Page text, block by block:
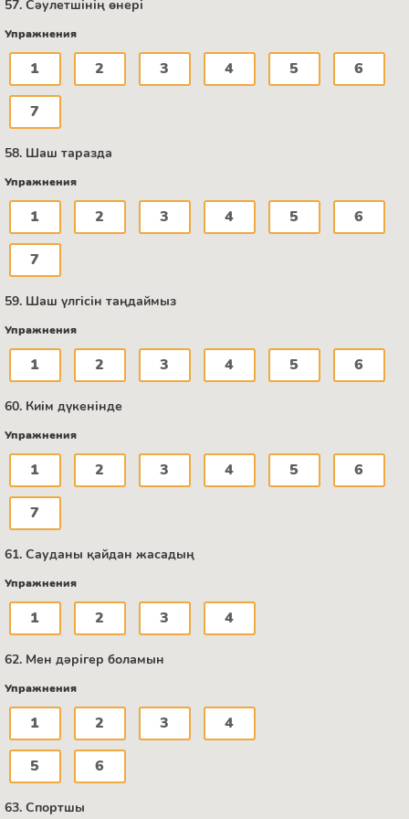
57. Сәулетшінің өнері
Упражнения
1 2 3 4 5 6
7
58. Шаш таразда
Упражнения
1 2 3 4 5 6
7
59. Шаш үлгісін таңдаймыз
Упражнения
1 2 3 4 5 6
60. Киім дүкенінде
Упражнения
1 2 3 4 5 6
7
61. Сауданы қайдан жасадың
Упражнения
1 2 3 4
62. Мен дәрігер боламын
Упражнения
1 2 3 4
5 6
63. Спортшы